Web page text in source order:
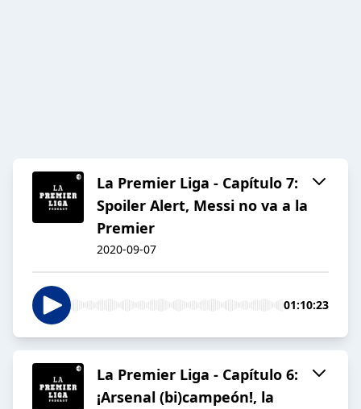
La Premier Liga - Capítulo 7:
Spoiler Alert, Messi no va a la
Premier
2020-09-07
01:10:23
La Premier Liga - Capítulo 6:
¡Arsenal (bi)campeón!, la